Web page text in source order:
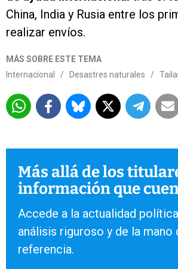
China, India y Rusia entre los
realizar envíos.
MÁS SOBRE ESTE TEMA
Internacional
/ Desastres naturales /
Más allá de los
información que
Accede a la actualidad
análisis riguroso y de la mano
referencia.